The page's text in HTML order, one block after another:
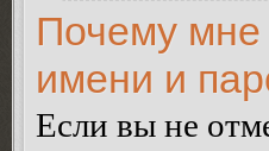
Почему мне
имени и
Если вы не